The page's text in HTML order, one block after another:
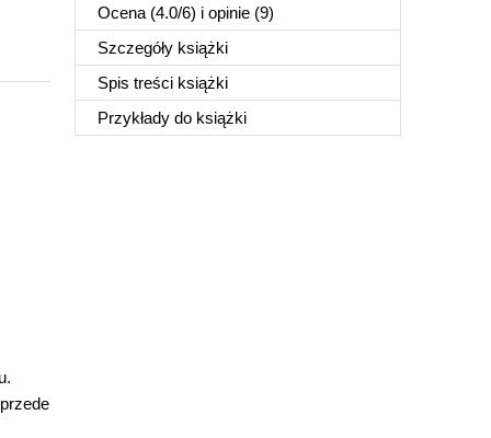
Ocena (4.0/6) i opinie (9)
Szczegóły książki
Spis treści książki
Przykłady do książki